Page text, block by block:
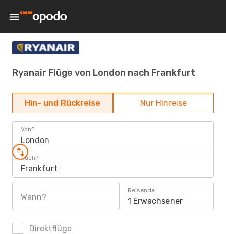
Ryanair Flüge von London nach Frankfurt
Hin- und Rückreise Nur Hinreise
Von?
London
Nach?
Frankfurt
Wann?
Reisende
1 Erwachsener
Direktflüge